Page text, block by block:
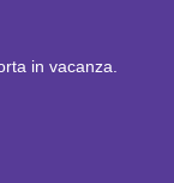
in vacanza.